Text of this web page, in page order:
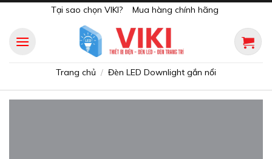
content
Tại sao chọn VIKI? Mua hàng chính hãng
Trang chủ / Đèn LED Downlight gắn nổi